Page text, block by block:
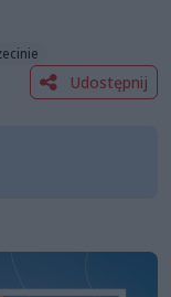
Udostępnij